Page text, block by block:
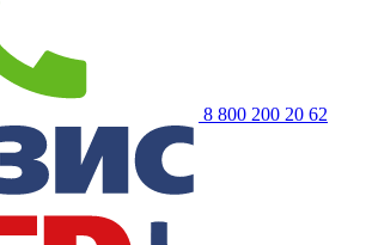
8 800 200 20 62